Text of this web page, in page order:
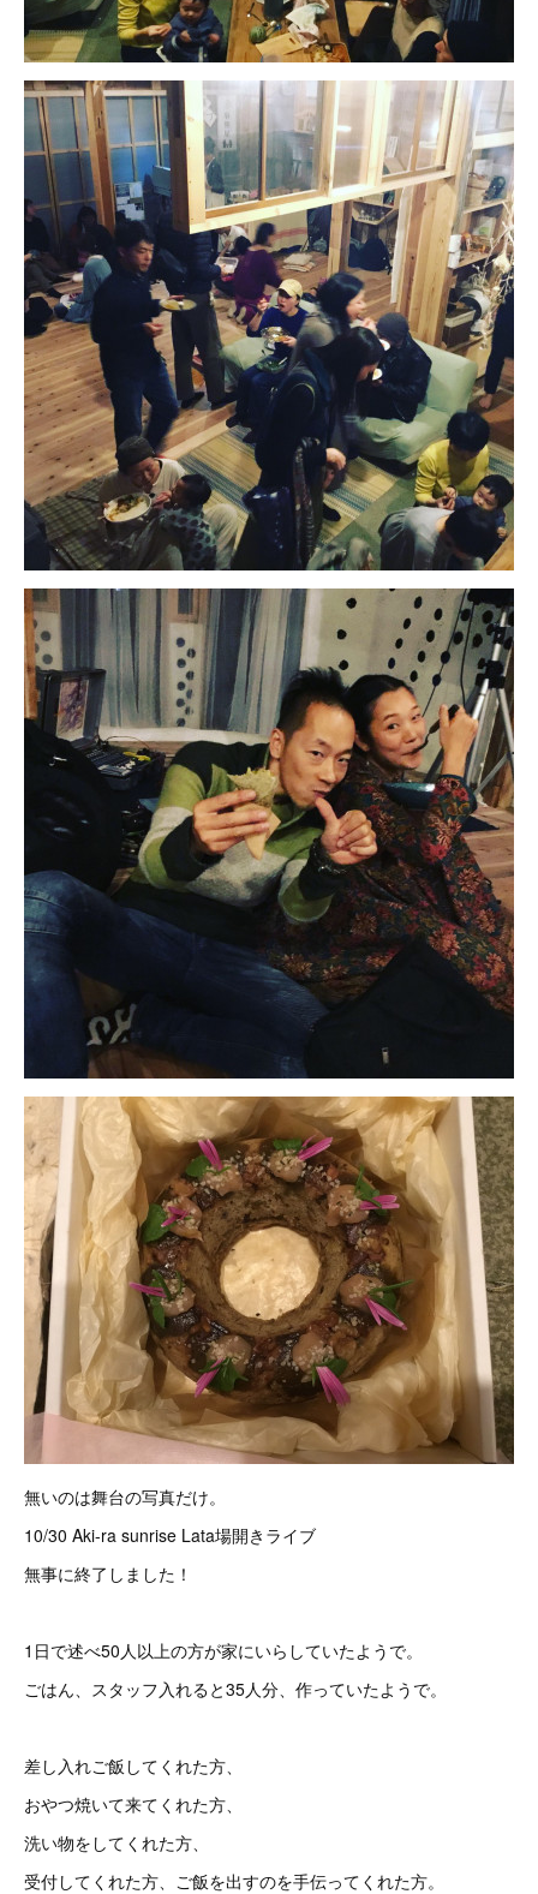
無いのは舞台の写真だけ。
10/30 Aki-ra sunrise Lata場開きライブ
無事に終了しました！
1日で述べ50人以上の方が家にいらしていたようで。
ごはん、スタッフ入れると35人分、作っていたようで。
差し入れご飯してくれた方、
おやつ焼いて来てくれた方、
洗い物をしてくれた方、
受付してくれた方、ご飯を出すのを手伝ってくれた方。